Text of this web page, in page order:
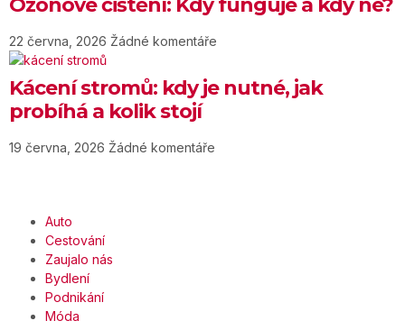
Ozonové čištění: Kdy funguje a kdy ne?
22 června, 2026 Žádné komentáře
Kácení stromů: kdy je nutné, jak
probíhá a kolik stojí
19 června, 2026 Žádné komentáře
Auto
Cestování
Zaujalo nás
Bydlení
Podnikání
Móda